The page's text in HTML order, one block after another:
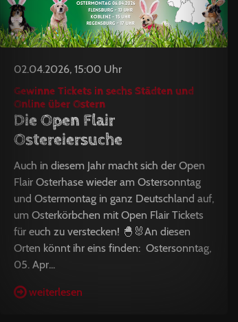
02.04.2026, 15:00 Uhr
Gewinne Tickets in sechs Städten und
Online über Ostern
Die Open Flair
Ostereiersuche
Auch in diesem Jahr macht sich der Open
Flair Osterhase wieder am Ostersonntag
und Ostermontag in ganz Deutschland auf,
um Osterkörbchen mit Open Flair Tickets
für euch zu verstecken! 🐣🐰An diesen
Orten könnt ihr eins finden: Ostersonntag,
05. Apr...
weiterlesen